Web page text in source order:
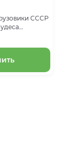
СССР